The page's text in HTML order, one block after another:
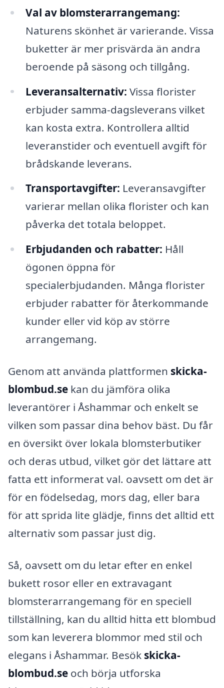
Val av blomsterarrangemang:
Naturens skönhet är varierande. Vissa
buketter är mer prisvärda än andra
beroende på säsong och tillgång.
Leveransalternativ: Vissa florister
erbjuder samma-dagsleverans vilket
kan kosta extra. Kontrollera alltid
leveranstider och eventuell avgift för
brådskande leverans.
Transportavgifter: Leveransavgifter
varierar mellan olika florister och kan
påverka det totala beloppet.
Erbjudanden och rabatter: Håll
ögonen öppna för
specialerbjudanden. Många florister
erbjuder rabatter för återkommande
kunder eller vid köp av större
arrangemang.
Genom att använda plattformen skicka-
blombud.se kan du jämföra olika
leverantörer i Åshammar och enkelt se
vilken som passar dina behov bäst. Du får
en översikt över lokala blomsterbutiker
och deras utbud, vilket gör det lättare att
fatta ett informerat val. oavsett om det är
för en födelsedag, mors dag, eller bara
för att sprida lite glädje, finns det alltid ett
alternativ som passar just dig.
Så, oavsett om du letar efter en enkel
bukett rosor eller en extravagant
blomsterarrangemang för en speciell
tillställning, kan du alltid hitta ett blombud
som kan leverera blommor med stil och
elegans i Åshammar. Besök skicka-
blombud.se och börja utforska